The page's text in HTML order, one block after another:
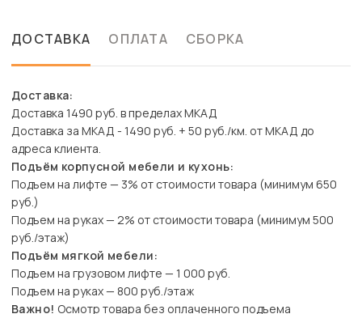
ДОСТАВКА ОПЛАТА СБОРКА
Доставка:
Доставка 1490 руб. в пределах МКАД
Доставка за МКАД - 1490 руб. + 50 руб./км. от МКАД до
адреса клиента.
Подъём корпусной мебели и кухонь:
Подъем на лифте — 3% от стоимости товара (минимум 650
руб.)
Подъем на руках — 2% от стоимости товара (минимум 500
руб./этаж)
Подъём мягкой мебели:
Подъем на грузовом лифте — 1 000 руб.
Подъем на руках — 800 руб./этаж
Важно! Осмотр товара без оплаченного подъема